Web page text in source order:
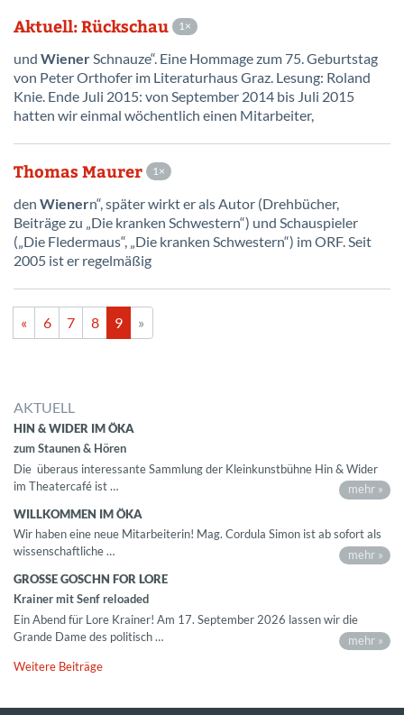
Aktuell: Rückschau 1
und WienerSchnauze“. Eine Hommage zum 75. Geburtstag
von Peter Orthofer im Literaturhaus Graz. Lesung: Roland
Knie. Ende Juli 2015: von September 2014 bis Juli 2015
hatten wir einmal wöchentlich einen Mitarbeiter,
Thomas Maurer 1
den Wienern“, später wirkt er als Autor (Drehbücher,
Beiträge zu „Die kranken Schwestern“) und Schauspieler
(„Die Fledermaus“, „Die kranken Schwestern“) im ORF. Seit
2005 ist er regelmäßig
« 6 7 8 9 »
AKTUELL
HIN & WIDER IM ÖKA
zum Staunen & Hören
Die überaus interessante Sammlung der Kleinkunstbühne Hin & Wider
im Theatercafé ist …
mehr »
WILLKOMMEN IM ÖKA
Wir haben eine neue Mitarbeiterin! Mag. Cordula Simon ist ab sofort als
wissenschaftliche …
mehr »
GROSSE GOSCHN FOR LORE
Krainer mit Senf reloaded
Ein Abend für Lore Krainer! Am 17. September 2026 lassen wir die
Grande Dame des politisch …
mehr »
Weitere Beiträge